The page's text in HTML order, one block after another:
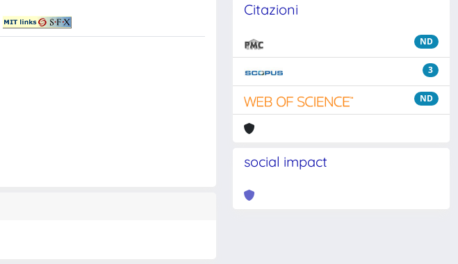
Citazioni
ND
3
ND
social impact